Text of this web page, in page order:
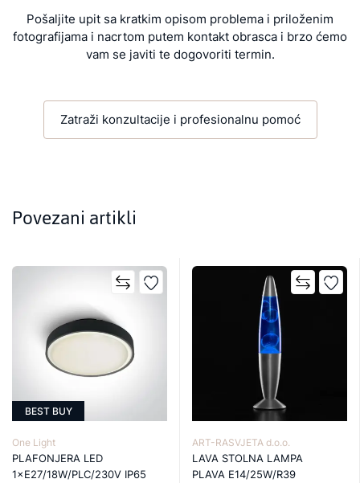
Pošaljite upit sa kratkim opisom problema i priloženim
fotografijama i nacrtom putem kontakt obrasca i brzo ćemo
vam se javiti te dogovoriti termin.
Zatraži konzultacije i profesionalnu pomoć
Povezani artikli
BEST BUY
One Light
PLAFONJERA LED
1×E27/18W/PLC/230V IP65
ART-RASVJETA d.o.o.
LAVA STOLNA LAMPA
PLAVA E14/25W/R39